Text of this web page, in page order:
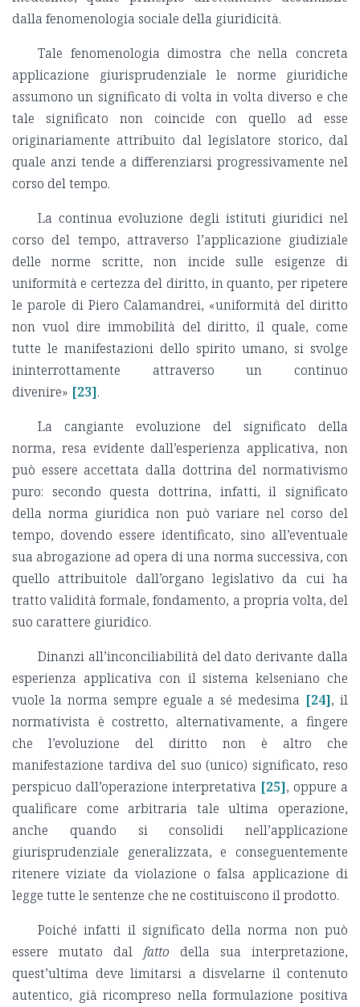
dalla fenomenologia sociale della giuridicità.
Tale fenomenologia dimostra che nella concreta
applicazione giurisprudenziale le norme giuridiche
assumono un significato di volta in volta diverso e che
tale significato non coincide con quello ad esse
originariamente attribuito dal legislatore storico, dal
quale anzi tende a differenziarsi progressivamente nel
corso del tempo.
La continua evoluzione degli istituti giuridici nel
corso del tempo, attraverso l’applicazione giudiziale
delle norme scritte, non incide sulle esigenze di
uniformità e certezza del diritto, in quanto, per ripetere
le parole di Piero Calamandrei, «uniformità del diritto
non vuol dire immobilità del diritto, il quale, come
tutte le manifestazioni dello spirito umano, si svolge
ininterrottamente attraverso un continuo
divenire» [23].
La cangiante evoluzione del significato della
norma, resa evidente dall’esperienza applicativa, non
può essere accettata dalla dottrina del normativismo
puro: secondo questa dottrina, infatti, il significato
della norma giuridica non può variare nel corso del
tempo, dovendo essere identificato, sino all’eventuale
sua abrogazione ad opera di una norma successiva, con
quello attribuitole dall’organo legislativo da cui ha
tratto validità formale, fondamento, a propria volta, del
suo carattere giuridico.
Dinanzi all’inconciliabilità del dato derivante dalla
esperienza applicativa con il sistema kelseniano che
vuole la norma sempre eguale a sé medesima [24], il
normativista è costretto, alternativamente, a fingere
che l’evoluzione del diritto non è altro che
manifestazione tardiva del suo (unico) significato, reso
perspicuo dall’operazione interpretativa [25], oppure a
qualificare come arbitraria tale ultima operazione,
anche quando si consolidi nell’applicazione
giurisprudenziale generalizzata, e conseguentemente
ritenere viziate da violazione o falsa applicazione di
legge tutte le sentenze che ne costituiscono il prodotto.
Poiché infatti il significato della norma non può
essere mutato dal fatto della sua interpretazione,
quest’ultima deve limitarsi a disvelarne il contenuto
autentico, già ricompreso nella formulazione positiva